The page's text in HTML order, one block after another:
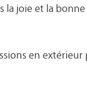
la joie et la
en